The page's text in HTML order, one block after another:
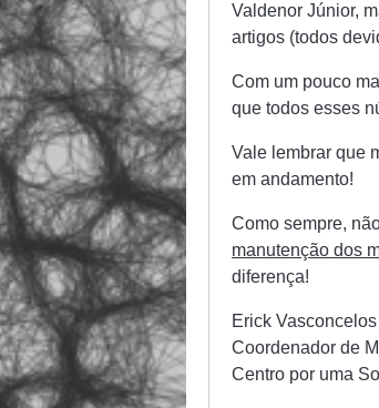
Valdenor Júnior,
artigos (todos
Com um pouco
que todos esses
Vale lembrar que
em andamento!
Como sempre,
manutenção dos
diferença!
Erick Vasconcelos
Coordenador de
Centro por uma